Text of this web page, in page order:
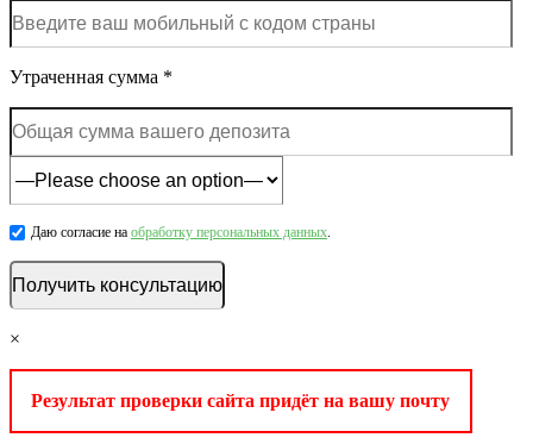
Утраченная сумма *
Даю согласие на обработку персональных данных.
×
Результат проверки сайта придёт на вашу почту